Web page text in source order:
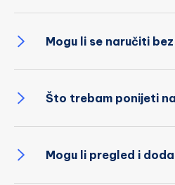
Mogu li se naručiti
Što trebam ponijeti
Mogu li pregled i